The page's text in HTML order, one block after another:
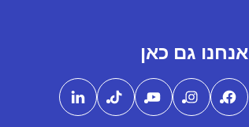
אנחנו גם כאן